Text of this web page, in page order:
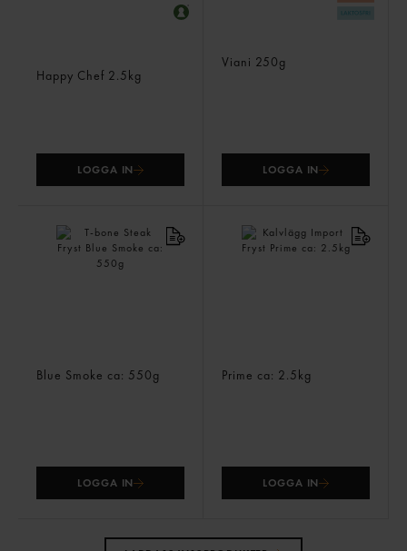
Happy Chef 2.5kg
LOGGA IN
Viani 250g
LOGGA IN
Blue Smoke ca: 550g
LOGGA IN
Prime ca: 2.5kg
LOGGA IN